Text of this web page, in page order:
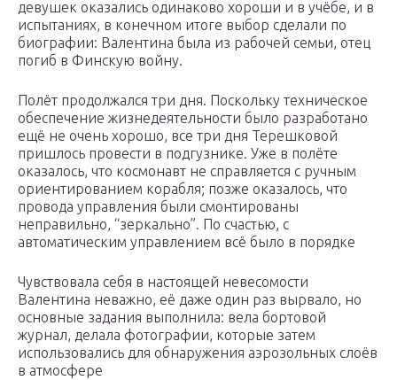
девушек оказались одинаково хороши и в учёбе, и в
испытаниях, в конечном итоге выбор сделали по
биографии: Валентина была из рабочей семьи, отец
погиб в Финскую войну.
Полёт продолжался три дня. Поскольку техническое
обеспечение жизнедеятельности было разработано
ещё не очень хорошо, все три дня Терешковой
пришлось провести в подгузнике. Уже в полёте
оказалось, что космонавт не справляется с ручным
ориентированием корабля; позже оказалось, что
провода управления были смонтированы
неправильно, “зеркально”. По счастью, с
автоматическим управлением всё было в порядке
Чувствовала себя в настоящей невесомости
Валентина неважно, её даже один раз вырвало, но
основные задания выполнила: вела бортовой
журнал, делала фотографии, которые затем
использовались для обнаружения аэрозольных слоёв
в атмосфере